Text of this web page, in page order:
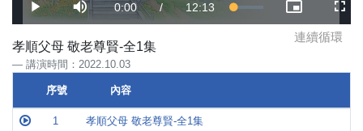
Play Mute Current
Time
0:00 / Duration
12:13 Loaded
4.54%
Picture-
in-
Picture
連續循環
孝順父母 敬老尊賢-全1集
講演時間：2022.10.03
序號 內容
序號 內容
1
孝順父母 敬老尊賢-全1集